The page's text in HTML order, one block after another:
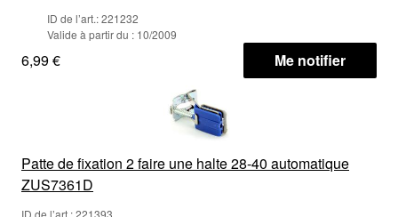
ID de l’art.: 221232
Valide à partir du : 10/2009
6,99 € Me notifier
Patte de fixation 2 faire une halte 28-40 automatique
ZUS7361D
ID de l’art.: 221393